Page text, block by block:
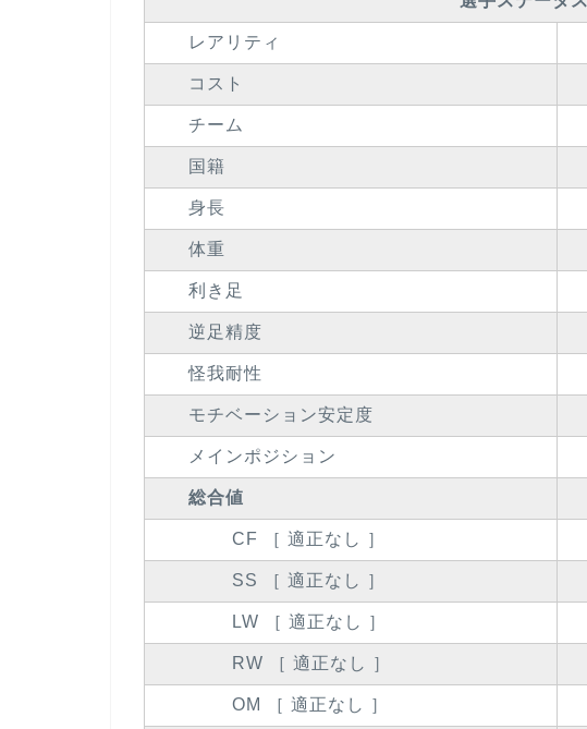
レアリティ
コスト
チーム
国籍
身長
体重
利き足
逆足精度
怪我耐性
モチベーション安定度
メインポジション
総合値
CF ［ 適正なし ］
SS ［ 適正なし ］
LW ［ 適正なし ］
RW ［ 適正なし ］
OM ［ 適正なし ］